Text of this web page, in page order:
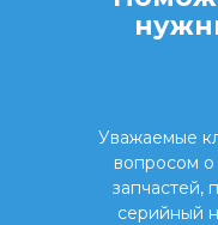
Уважаемые
вопросом о
запчастей,
серийный